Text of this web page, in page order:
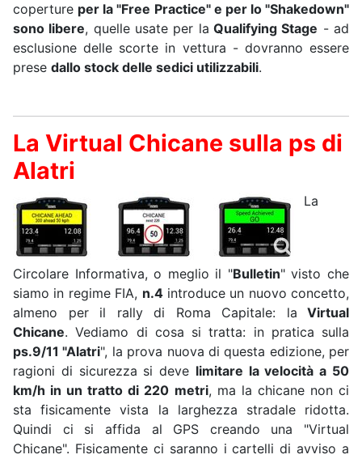
coperture per la "Free Practice" e per lo "Shakedown"
sono libere, quelle usate per la Qualifying Stage - ad
esclusione delle scorte in vettura - dovranno essere
prese dallo stock delle sedici utilizzabili.
La Virtual Chicane sulla ps di
Alatri
La
Circolare Informativa, o meglio il "Bulletin" visto che
siamo in regime FIA, n.4introduce un nuovo concetto,
almeno per il rally di Roma Capitale: la Virtual
Chicane. Vediamo di cosa si tratta: in pratica sulla
ps.9/11 "Alatri", la prova nuova di questa edizione, per
ragioni di sicurezza si deve limitare la velocità a 50
km/h in un tratto di 220 metri, ma la chicane non ci
sta fisicamente vista la larghezza stradale ridotta.
Quindi ci si affida al GPS creando una "Virtual
Chicane". Fisicamente ci saranno i cartelli di avviso a